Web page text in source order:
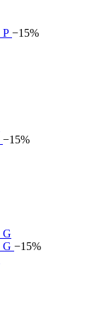
−15%
−15%
−15%